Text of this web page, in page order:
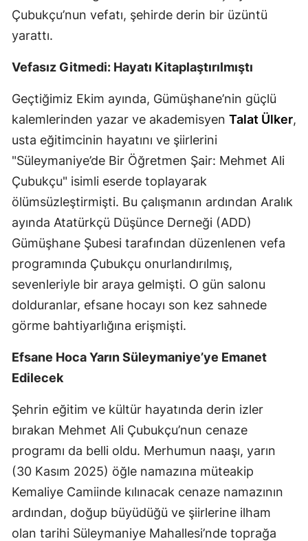
Samsun
Sivas
Tekirdağ
Tokat
Trabzon
Tunceli
Şanlıurfa
Uşak
Van
Yozgat
Zonguldak
Bayburt
Karaman
Kırıkkale
Şırnak
Çubukçu’nun vefatı, şehirde derin bir üzüntü
yarattı.
Vefasız Gitmedi: Hayatı Kitaplaştırılmıştı
Geçtiğimiz Ekim ayında, Gümüşhane’nin güçlü
kalemlerinden yazar ve akademisyen Talat Ülker,
usta eğitimcinin hayatını ve şiirlerini
"Süleymaniye’de Bir Öğretmen Şair: Mehmet Ali
Çubukçu" isimli eserde toplayarak
ölümsüzleştirmişti. Bu çalışmanın ardından Aralık
ayında Atatürkçü Düşünce Derneği (ADD)
Gümüşhane Şubesi tarafından düzenlenen vefa
programında Çubukçu onurlandırılmış,
sevenleriyle bir araya gelmişti. O gün salonu
dolduranlar, efsane hocayı son kez sahnede
görme bahtiyarlığına erişmişti.
Efsane Hoca Yarın Süleymaniye’ye Emanet
Edilecek
Şehrin eğitim ve kültür hayatında derin izler
bırakan Mehmet Ali Çubukçu’nun cenaze
programı da belli oldu. Merhumun naaşı, yarın
(30 Kasım 2025) öğle namazına müteakip
Kemaliye Camiinde kılınacak cenaze namazının
ardından, doğup büyüdüğü ve şiirlerine ilham
olan tarihi Süleymaniye Mahallesi’nde toprağa